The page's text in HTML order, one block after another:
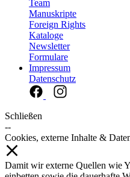
Team
Manuskripte
Foreign Rights
Kataloge
Newsletter
Formulare
Impressum
Datenschutz
Schließen
--
Cookies, externe Inhalte &
Damit wir externe Quellen wie